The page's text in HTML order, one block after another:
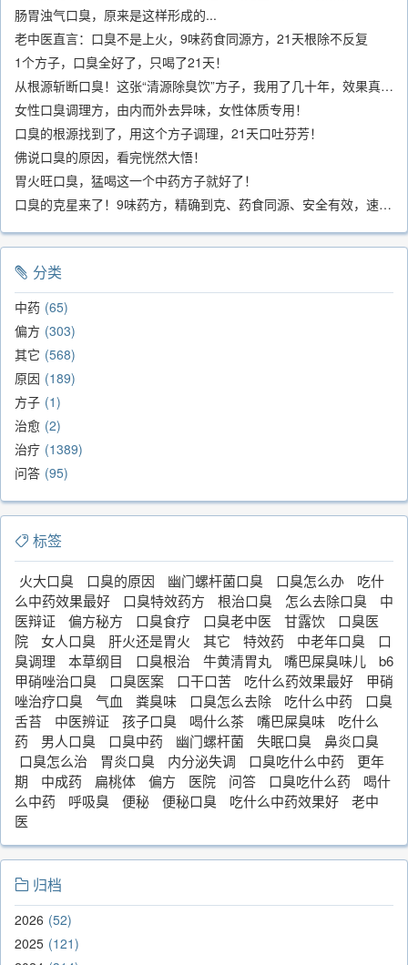
肠胃浊气口臭，原来是这样形成的...
老中医直言：口臭不是上火，9味药食同源方，21天根除不反复
1个方子，口臭全好了，只喝了21天！
从根源斩断口臭！这张“清源除臭饮”方子，我用了几十年，效果真不错
女性口臭调理方，由内而外去异味，女性体质专用！
口臭的根源找到了，用这个方子调理，21天口吐芬芳！
佛说口臭的原因，看完恍然大悟！
胃火旺口臭，猛喝这一个中药方子就好了！
口臭的克星来了！9味药方，精确到克、药食同源、安全有效，速看！
分类
中药 65
偏方 303
其它 568
原因 189
方子 1
治愈 2
治疗 1389
问答 95
标签
火大口臭 口臭的原因 幽门螺杆菌口臭 口臭怎么办
吃什
么中药效果最好
口臭特效药方 根治口臭 怎么去除口臭
中
医辩证
偏方秘方 口臭食疗 口臭老中医 甘露饮
口臭医
院
女人口臭 肝火还是胃火 其它 特效药 中老年口臭
口
臭调理
本草纲目 口臭根治 牛黄清胃丸 嘴巴屎臭味儿
b6
甲硝唑治口臭
口臭医案 口干口苦 吃什么药效果最好
甲硝
唑治疗口臭
气血 粪臭味 口臭怎么去除 吃什么中药
口臭
舌苔
中医辨证 孩子口臭 喝什么茶 嘴巴屎臭味
吃什么
药
男人口臭 口臭中药 幽门螺杆菌 失眠口臭
鼻炎口臭
口臭怎么治
胃炎口臭 内分泌失调 口臭吃什么中药
更年
期
中成药 扁桃体 偏方 医院 问答 口臭吃什么药
喝什
么中药
呼吸臭 便秘 便秘口臭 吃什么中药效果好
老中
医
归档
2026 52
2025 121